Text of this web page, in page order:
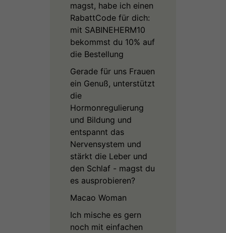
magst, habe ich einen
RabattCode für dich:
mit SABINEHERM10
bekommst du 10% auf
die Bestellung
Gerade für uns Frauen
ein Genuß, unterstützt
die
Hormonregulierung
und Bildung und
entspannt das
Nervensystem und
stärkt die Leber und
den Schlaf - magst du
es ausprobieren?
Macao Woman
Ich mische es gern
noch mit einfachen